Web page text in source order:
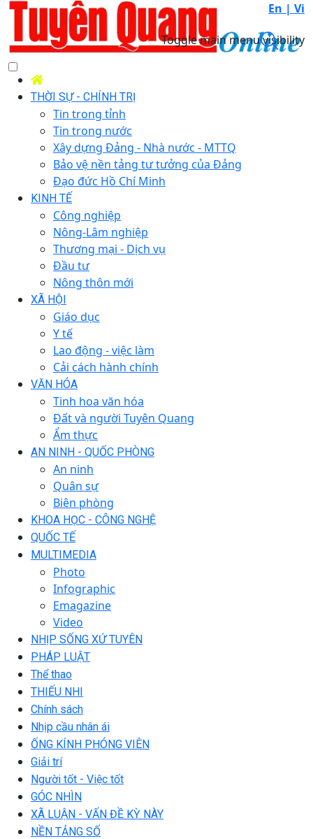
En | Vi
Toggle main menu visibility
THỜI SỰ - CHÍNH TRỊ
Tin trong tỉnh
Tin trong nước
Xây dựng Đảng - Nhà nước - MTTQ
Bảo vệ nền tảng tư tưởng của Đảng
Đạo đức Hồ Chí Minh
KINH TẾ
Công nghiệp
Nông-Lâm nghiệp
Thương mại - Dịch vụ
Đầu tư
Nông thôn mới
XÃ HỘI
Giáo dục
Y tế
Lao động - việc làm
Cải cách hành chính
VĂN HÓA
Tinh hoa văn hóa
Đất và người Tuyên Quang
Ẩm thực
AN NINH - QUỐC PHÒNG
An ninh
Quân sự
Biên phòng
KHOA HỌC - CÔNG NGHỆ
QUỐC TẾ
MULTIMEDIA
Photo
Infographic
Emagazine
Video
NHỊP SỐNG XỨ TUYÊN
PHÁP LUẬT
Thể thao
THIẾU NHI
Chính sách
Nhịp cầu nhân ái
ỐNG KÍNH PHÓNG VIÊN
Giải trí
Người tốt - Việc tốt
GÓC NHÌN
XÃ LUẬN - VẤN ĐỀ KỲ NÀY
NỀN TẢNG SỐ